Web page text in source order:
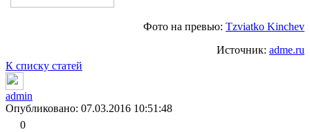
Фото на превью: Tzviatko Kinchev
Источник: adme.ru
К списку статей
admin
Опубликовано: 07.03.2016 10:51:48
0